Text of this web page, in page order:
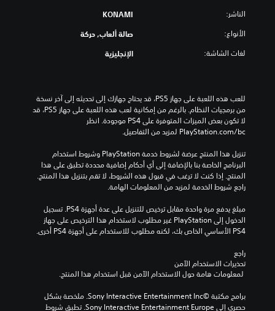
الناشر: KONAMI
الأنواع: صالة ألعاب, حركة
لغات الشاشة: الإنجليزية
‎PlayStation.com/bc لمزيد من التفاصيل.
راجع شروط الخدمة لمزيد من المعلومات الهامة.
PS4 الأساسي الخاص بك، لكنه مطلوب للاستخدام على أجهزة PS4 أخرى.
راجع
تحذيرات الاستخدام الآمن